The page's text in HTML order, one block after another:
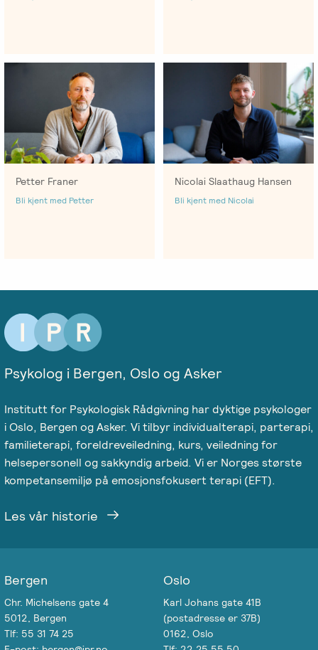
Videreutdanning
for
terapeuter
EFT-
parterapi
Emosjonsfokusert
foreldrekurs
stilte
spørsmål
om
Sentralt
i
Oslo
stilte
spørsmål
EFT
behandling
Adopsjonsrapport
terapeuter
Norge
Petter Franer
Bli kjent med Petter
Nicolai Slaathaug Hansen
Bli kjent med Nicolai
Psykolog i Bergen, Oslo og Asker
Institutt for Psykologisk Rådgivning har dyktige psykologer
i Oslo, Bergen og Asker. Vi tilbyr individualterapi, parterapi,
familieterapi, foreldreveiledning, kurs, veiledning for
helsepersonell og sakkyndig arbeid. Vi er Norges største
kompetansemiljø på emosjonsfokusert terapi (EFT).
Les vår historie
Bergen
Chr. Michelsens gate 4
5012, Bergen
Tlf: 55 31 74 25
Oslo
Karl Johans gate 41B
(postadresse er 37B)
0162, Oslo